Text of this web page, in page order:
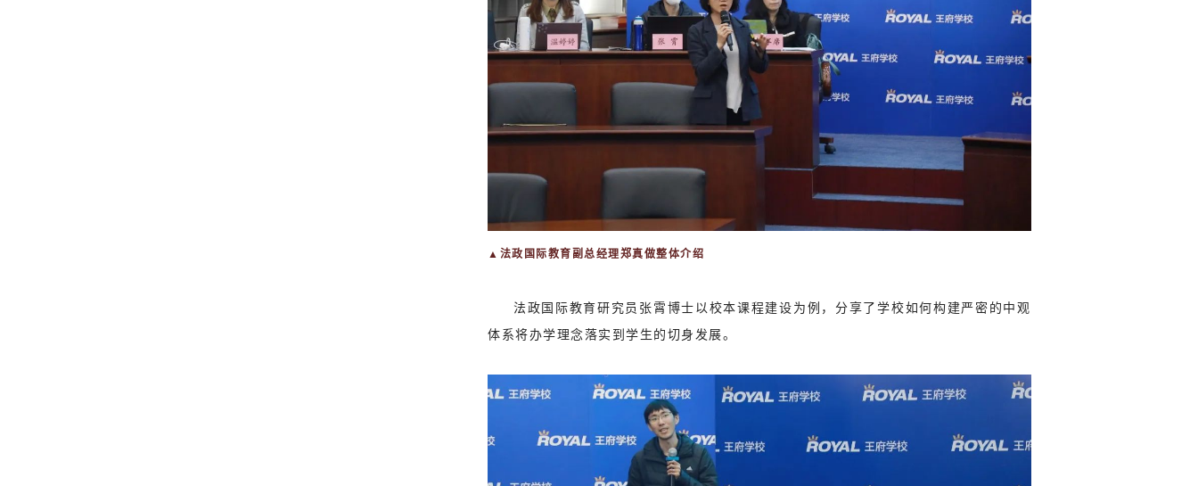
▲法政国际教育副总经理郑真做整体介绍
法政国际教育研究员张霄博士以校本课程建设为例，分享了学校如何构建严密的中观
体系将办学理念落实到学生的切身发展。